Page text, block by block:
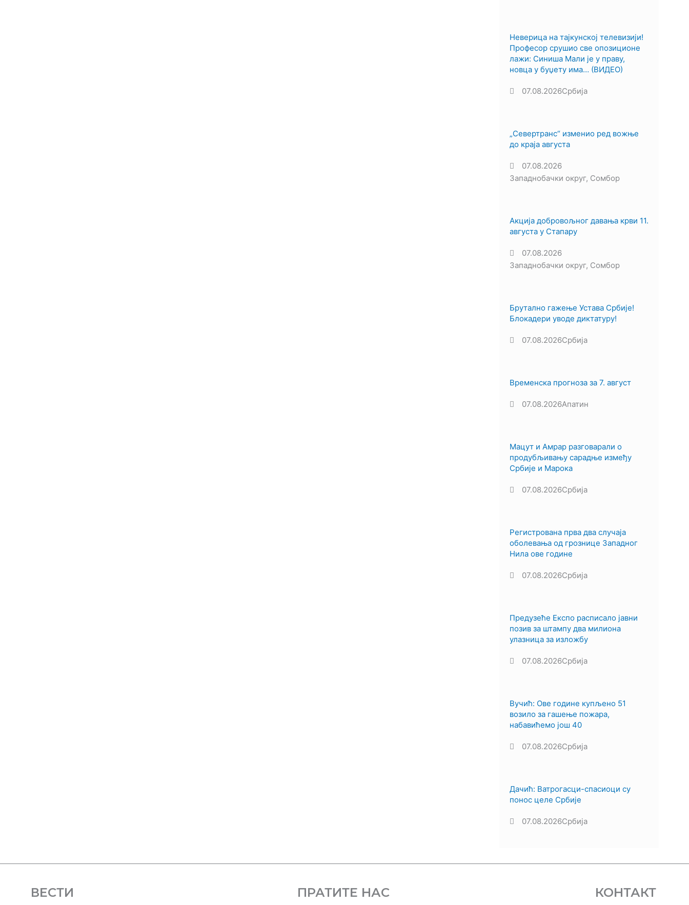
Неверица на тајкунској телевизији!
Професор срушио све опозиционе
лажи: Синиша Мали је у праву,
новца у буџету има… (ВИДЕО)
07.08.2026Србија
„Севертранс“ изменио ред вожње
до краја августа
07.08.2026
Западнобачки округ, Сомбор
Акција добровољног давања крви 11.
августа у Стапару
07.08.2026
Западнобачки округ, Сомбор
Брутално гажење Устава Србије!
Блокадери уводе диктатуру!
07.08.2026Србија
Временска прогноза за 7. август
07.08.2026Апатин
Мацут и Амрар разговарали о
продубљивању сарадње између
Србије и Марока
07.08.2026Србија
Регистрована прва два случаја
оболевања од грознице Западног
Нила ове године
07.08.2026Србија
Предузеће Експо расписало јавни
позив за штампу два милиона
улазница за изложбу
07.08.2026Србија
Вучић: Ове године купљено 51
возило за гашење пожара,
набавићемо још 40
07.08.2026Србија
Дачић: Ватрогасци-спасиоци су
понос целе Србије
07.08.2026Србија
ВЕСТИ ПРАТИТЕ НАС КОНТАКТ